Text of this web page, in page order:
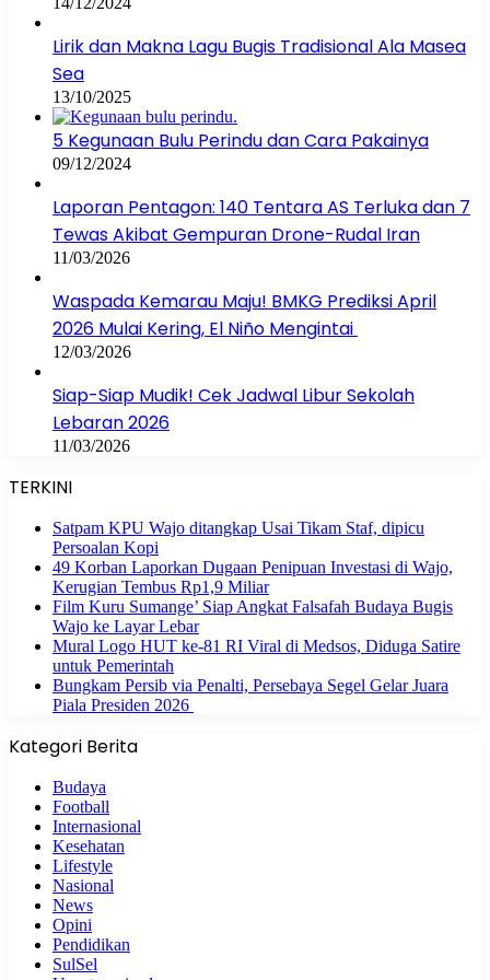
Lirik dan Makna Lagu Bugis Tradisional Ala Masea
Sea
13/10/2025
5 Kegunaan Bulu Perindu dan Cara Pakainya
09/12/2024
Laporan Pentagon: 140 Tentara AS Terluka dan 7
Tewas Akibat Gempuran Drone-Rudal Iran
11/03/2026
Waspada Kemarau Maju! BMKG Prediksi April
2026 Mulai Kering, El Niño Mengintai
12/03/2026
Siap-Siap Mudik! Cek Jadwal Libur Sekolah
Lebaran 2026
11/03/2026
TERKINI
Satpam KPU Wajo ditangkap Usai Tikam Staf, dipicu
Persoalan Kopi
49 Korban Laporkan Dugaan Penipuan Investasi di Wajo,
Kerugian Tembus Rp1,9 Miliar
Film Kuru Sumange’ Siap Angkat Falsafah Budaya Bugis
Wajo ke Layar Lebar
Mural Logo HUT ke-81 RI Viral di Medsos, Diduga Satire
untuk Pemerintah
Bungkam Persib via Penalti, Persebaya Segel Gelar Juara
Piala Presiden 2026
Kategori Berita
Budaya
Football
Internasional
Kesehatan
Lifestyle
Nasional
News
Opini
Pendidikan
SulSel